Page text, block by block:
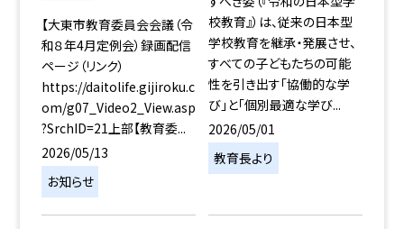
【大東市教育委員会会議（令
和８年4月定例会）録画配信
ページ（リンク）
https://daitolife.gijiroku.c
om/g07_Video2_View.asp
?SrchID=21上部【教育委...
2026/05/13
お知らせ
校教育』）は、従来の日本型
学校教育を継承・発展させ、
すべての子どもたちの可能
性を引き出す「協働的な学
び」と「個別最適な学び...
2026/05/01
教育長より